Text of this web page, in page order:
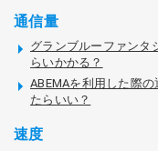
通信量
グランブルーファンタ
らいかかる？
ABEMAを利用した際
たらいい？
速度